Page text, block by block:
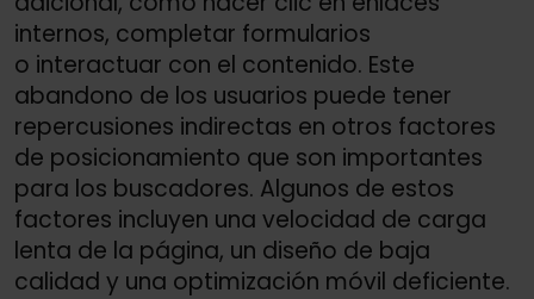
internos, completar formularios
o interactuar con el contenido. Este
abandono de los usuarios puede tener
repercusiones indirectas en otros factores
de posicionamiento que son importantes
para los buscadores. Algunos de estos
factores incluyen una velocidad de carga
lenta de la página, un diseño de baja
calidad y una optimización móvil deficiente.